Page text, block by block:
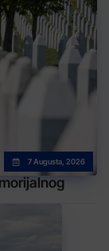
7 Augusta, 2026